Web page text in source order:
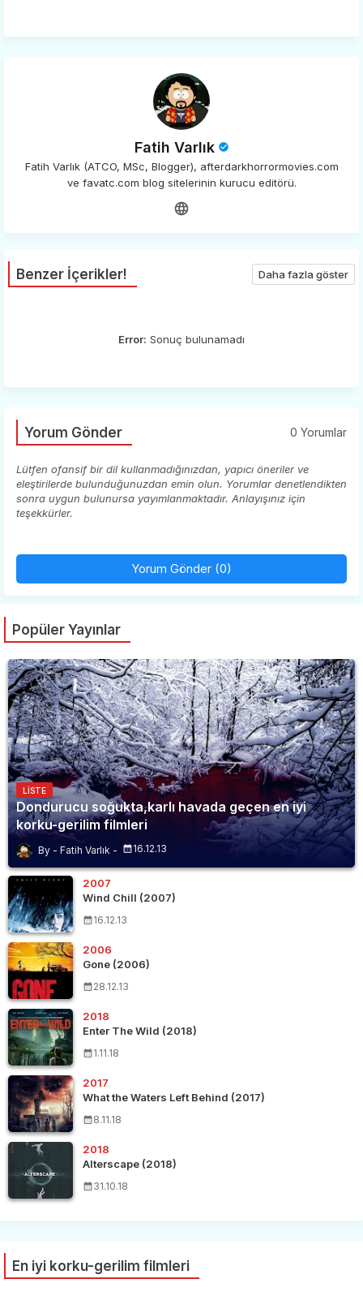
Fatih Varlık
Fatih Varlık (ATCO, MSc, Blogger), afterdarkhorrormovies.com
ve favatc.com blog sitelerinin kurucu editörü.
Benzer İçerikler! Daha fazla göster
Error: Sonuç bulunamadı
Yorum Gönder 0 Yorumlar
Lütfen ofansif bir dil kullanmadığınızdan, yapıcı öneriler ve
eleştirilerde bulunduğunuzdan emin olun. Yorumlar denetlendikten
sonra uygun bulunursa yayımlanmaktadır. Anlayışınız için
teşekkürler.
Yorum Gönder (0)
Popüler Yayınlar
LISTE
Dondurucu soğukta,karlı havada geçen en iyi
korku-gerilim filmleri
Fatih Varlık 16.12.13
2007
Wind Chill (2007)
16.12.13
2006
Gone (2006)
28.12.13
2018
Enter The Wild (2018)
1.11.18
2017
What the Waters Left Behind (2017)
8.11.18
2018
Alterscape (2018)
31.10.18
En iyi korku-gerilim filmleri